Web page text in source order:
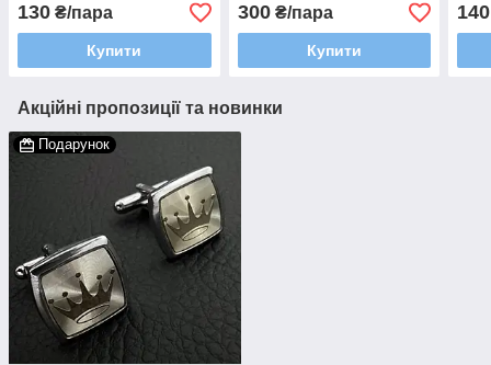
Stainless Steel круглі 20
мм
130 ₴/пара
Купити
300₴/пара
Купити
140
Акційні пропозиції та новинки
Подарунок